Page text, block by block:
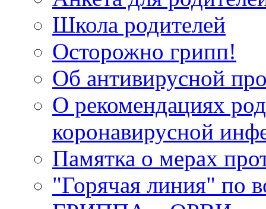
Школа родителей
Осторожно грипп!
Об антивирусной
О рекомендациях
коронавирусной
Памятка о мерах
"Горячая линия" по